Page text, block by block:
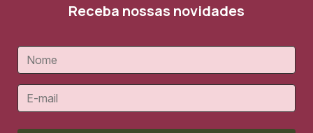
Receba nossas novidades